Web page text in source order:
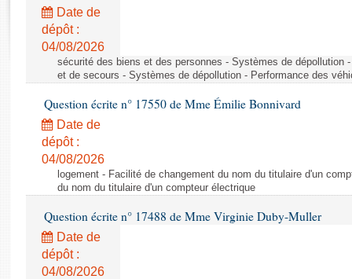
Rapports législatifs
Rapports sur l'application des lois
Baromètre de l’application des lois
Dossiers législatifs
Budget et sécurité sociale
Questions écrites et orales
Comptes rendus des débats
Date de
dépôt :
04/08/2026
sécurité des biens et des personnes - Systèmes de dépollution
et de secours - Systèmes de dépollution - Performance des
Question écrite n° 17550 de Mme Émilie Bonnivard
Date de
dépôt :
04/08/2026
logement - Facilité de changement du nom du titulaire d'un
du nom du titulaire d'un compteur électrique
Question écrite n° 17488 de Mme Virginie Duby-Muller
Date de
dépôt :
04/08/2026